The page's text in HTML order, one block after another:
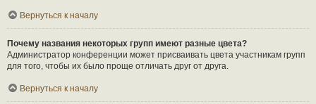
Вернуться к началу
Почему названия некоторых групп имеют разные цвета?
Администратор конференции может присваивать цвета участникам групп
для того, чтобы их было проще отличать друг от друга.
Вернуться к началу